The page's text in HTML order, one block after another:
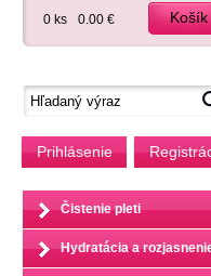
0 ks 0.00 € Košík
Prihlásenie
Čistenie pleti
Hydratácia a